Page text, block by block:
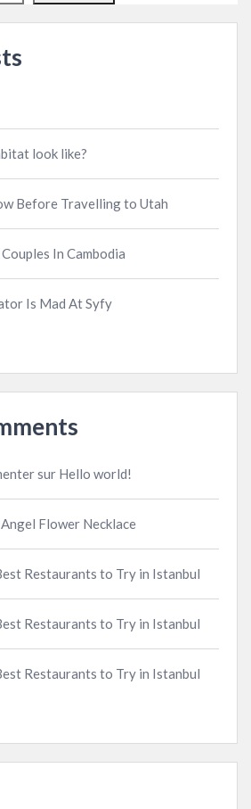
look like?
Before Travelling to Utah
In Cambodia
Is Mad At Syfy
sur Hello world!
Flower Necklace
Restaurants to Try in Istanbul
Restaurants to Try in Istanbul
Restaurants to Try in Istanbul